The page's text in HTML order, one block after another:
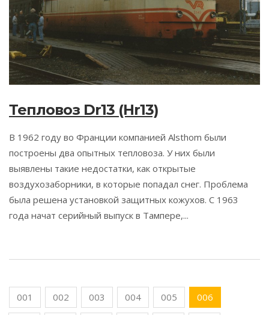
Тепловоз Dr13 (Hr13)
В 1962 году во Франции компанией Alsthom были
построены два опытных тепловоза. У них были
выявлены такие недостатки, как открытые
воздухозаборники, в которые попадал снег. Проблема
была решена установкой защитных кожухов. С 1963
года начат серийный выпуск в Тампере,...
001 002 003 004 005 006